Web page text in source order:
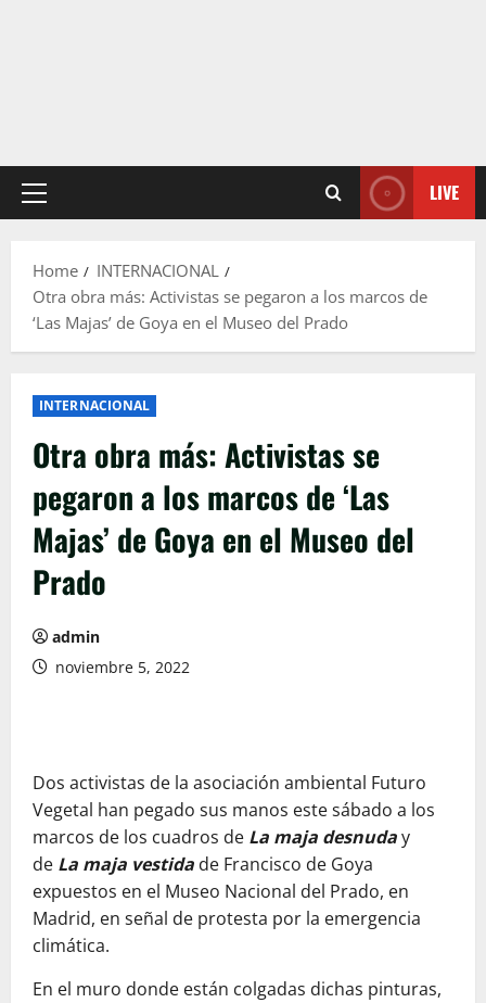
Primary
LIVE
Home
INTERNACIONAL
Otra obra más: Activistas se pegaron a los marcos de
‘Las Majas’ de Goya en el Museo del Prado
INTERNACIONAL
Otra obra más: Activistas se
pegaron a los marcos de ‘Las
Majas’ de Goya en el Museo del
Prado
admin
noviembre 5, 2022
Dos activistas de la asociación ambiental Futuro
Vegetal han pegado sus manos este sábado a los
marcos de los cuadros de La maja desnuday
de La maja vestida de Francisco de Goya
expuestos en el Museo Nacional del Prado, en
Madrid, en señal de protesta por la emergencia
climática.
En el muro donde están colgadas dichas pinturas,